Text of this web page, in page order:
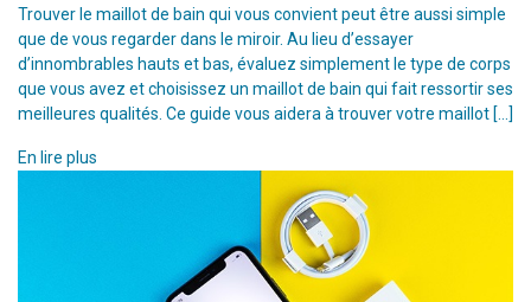
Trouver le maillot de bain qui vous convient peut être aussi simple
que de vous regarder dans le miroir. Au lieu d’essayer
d’innombrables hauts et bas, évaluez simplement le type de corps
que vous avez et choisissez un maillot de bain qui fait ressortir ses
meilleures qualités. Ce guide vous aidera à trouver votre maillot […]
En lire plus